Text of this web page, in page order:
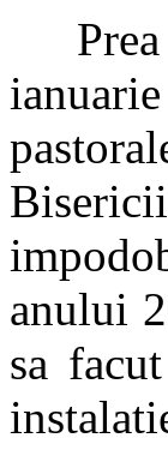
Prea
anului
sa